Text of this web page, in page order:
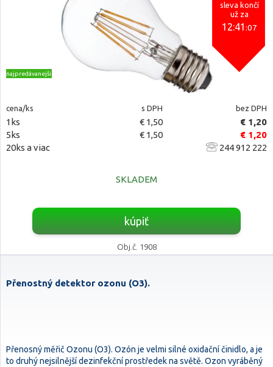
sleva končí
už za
12:41:06
najpredávanejšie
cena/ks s DPH bez DPH
1ks € 1,50
€ 1,20
5ks
€ 1,50
€ 1,20
20ks a viac
244 912 222
SKLADEM
kúpiť
Obj.č. 1908
Přenostný detektor ozonu (O3).
Přenosný měřič Ozonu (O3). Ozón je velmi silné oxidační činidlo, a je
to druhý nejsilnější dezinfekční prostředek na světě. Ozon vyráběný